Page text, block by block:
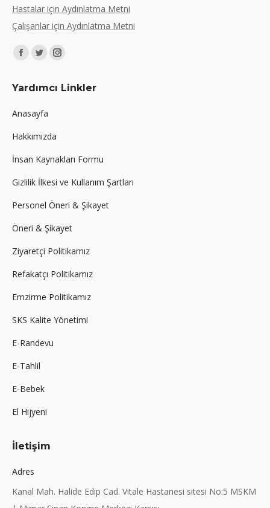
Hastalar için Aydınlatma Metni
Çalışanlar için Aydınlatma Metni
Find us on:
Facebook
opens
new
window
Twitter
opens
new
window
Instagram
opens
Yardımcı Linkler
Anasayfa
Hakkımızda
İnsan Kaynakları Formu
Gizlilik İlkesi ve Kullanım Şartları
Personel Öneri & Şikayet
Öneri & Şikayet
Ziyaretçi Politikamız
Refakatçı Politikamız
Emzirme Politikamız
SKS Kalite Yönetimi
E-Randevu
E-Tahlil
E-Bebek
El Hijyeni
İletişim
Adres
Kanal Mah. Halide Edip Cad. Vitale Hastanesi sitesi No:5 MSKM